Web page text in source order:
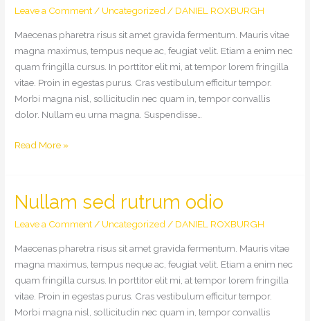
Leave a Comment/ Uncategorized/ DANIEL ROXBURGH
Maecenas pharetra risus sit amet gravida fermentum. Mauris vitae
magna maximus, tempus neque ac, feugiat velit. Etiam a enim nec
quam fringilla cursus. In porttitor elit mi, at tempor lorem fringilla
vitae. Proin in egestas purus. Cras vestibulum efficitur tempor.
Morbi magna nisl, sollicitudin nec quam in, tempor convallis
dolor. Nullam eu urna magna. Suspendisse…
Mauris
maximus
Read More »
Nullam sed rutrum odio
Leave a Comment / Uncategorized / DANIEL ROXBURGH
Maecenas pharetra risus sit amet gravida fermentum. Mauris vitae
magna maximus, tempus neque ac, feugiat velit. Etiam a enim nec
quam fringilla cursus. In porttitor elit mi, at tempor lorem fringilla
vitae. Proin in egestas purus. Cras vestibulum efficitur tempor.
Morbi magna nisl, sollicitudin nec quam in, tempor convallis